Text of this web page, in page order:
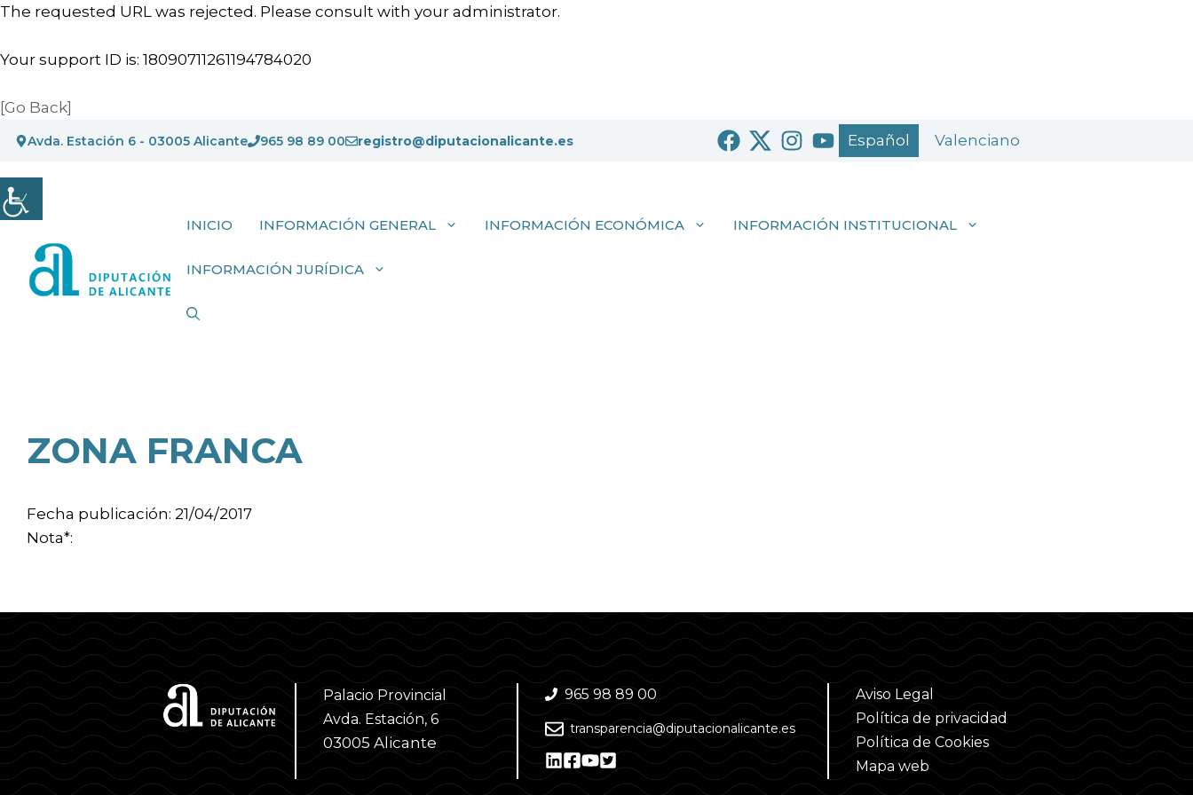
The requested URL was rejected. Please consult with your administrator.
Your support ID is: 18090711261194784020
[Go Back]
Saltar
contenido
Avda. Estación 6 - 03005 Alicante 965 98 89 00 registro@diputacionalicante.es Español Valenciano
INICIO INFORMACIÓN GENERAL INFORMACIÓN ECONÓMICA INFORMACIÓN INSTITUCIONAL
INFORMACIÓN JURÍDICA
ZONA FRANCA
Fecha publicación: 21/04/2017
Nota*:
Palacio Provincial
Avda. Estación, 6
03005 Alicante
965 98 89 00
transparencia@diputacionalicante.es
Aviso Legal
Política de privacidad
Política de Cookies
Mapa web